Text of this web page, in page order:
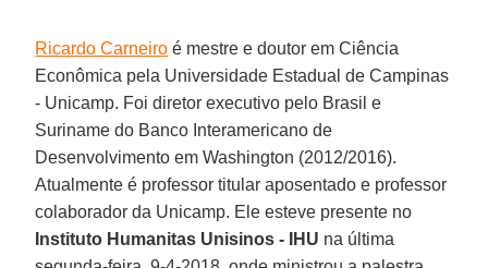
Ricardo Carneiro é mestre e doutor em Ciência
Econômica pela Universidade Estadual de Campinas
- Unicamp. Foi diretor executivo pelo Brasil e
Suriname do Banco Interamericano de
Desenvolvimento em Washington (2012/2016).
Atualmente é professor titular aposentado e professor
colaborador da Unicamp. Ele esteve presente no
Instituto Humanitas Unisinos - IHU na última